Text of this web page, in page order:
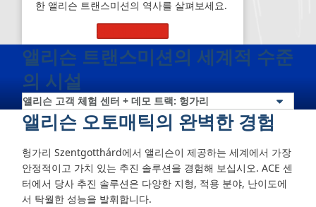
한 앨리슨 트랜스미션의 역사를 살펴보세요.
앨리슨 트랜스미션의 세계적 수준
의 시설
앨리슨 오토매틱의 완벽한 경험
헝가리 Szentgotthárd에서 앨리슨이 제공하는 세계에서 가장
안정적이고 가치 있는 추진 솔루션을 경험해 보십시오. ACE 센
터에서 당사 추진 솔루션은 다양한 지형, 적용 분야, 난이도에
서 탁월한 성능을 발휘합니다.